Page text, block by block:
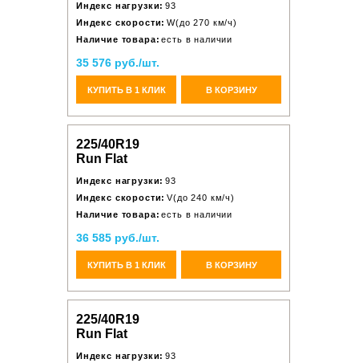
Индекс нагрузки: 93
Индекс скорости: W(до 270 км/ч)
Наличие товара: есть в наличии
35 576 руб./шт.
КУПИТЬ В 1 КЛИК В КОРЗИНУ
225/40R19
Run Flat
Индекс нагрузки: 93
Индекс скорости: V(до 240 км/ч)
Наличие товара: есть в наличии
36 585 руб./шт.
КУПИТЬ В 1 КЛИК В КОРЗИНУ
225/40R19
Run Flat
Индекс нагрузки: 93